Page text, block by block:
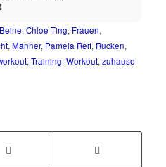
Beine, Chloe Ting, Frauen,
, Männer, Pamela Reif, Rücken,
, Training, Workout, zuhause